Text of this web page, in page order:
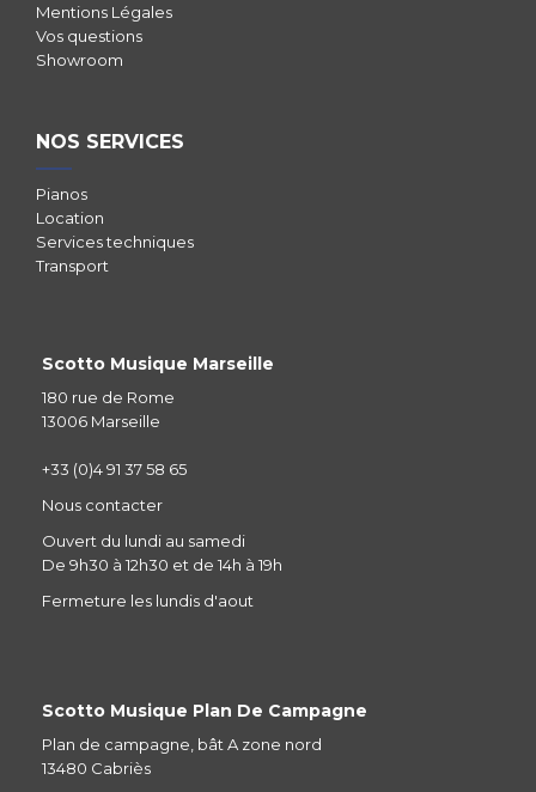
Mentions Légales
Vos questions
Showroom
NOS SERVICES
Pianos
Location
Services techniques
Transport
Scotto Musique Marseille
180 rue de Rome
13006 Marseille
+33 (0)4 91 37 58 65
Nous contacter
Ouvert du lundi au samedi
De 9h30 à 12h30 et de 14h à 19h
Fermeture les lundis d'aout
Scotto Musique Plan De Campagne
Plan de campagne, bât A zone nord
13480 Cabriès